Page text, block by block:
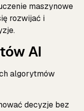
maszynowe
rozwijać i
AI
algorytmów
decyzje bez